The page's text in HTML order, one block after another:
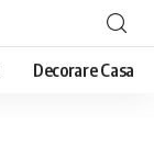
Decorare Casa